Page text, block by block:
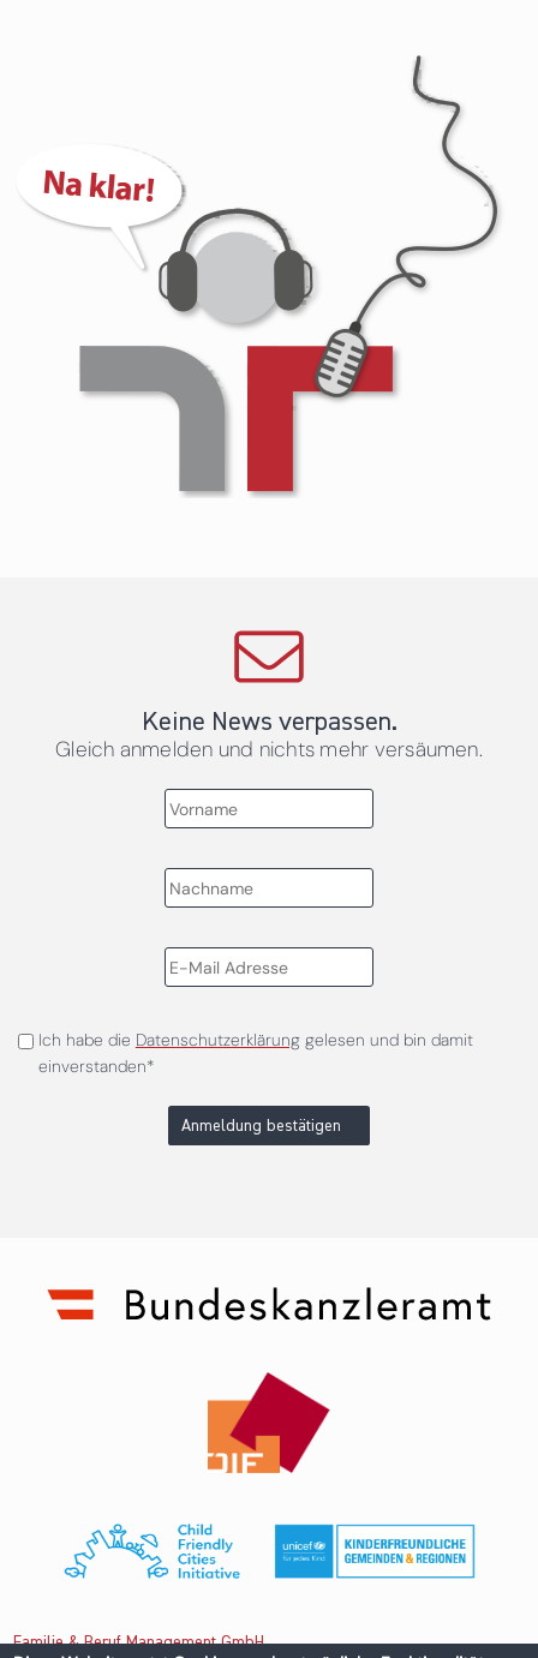
Keine News verpassen.
Gleich anmelden und nichts mehr versäumen.
Ich habe die Datenschutzerklärunggelesen und bin damit
einverstanden*
Anmeldung bestätigen
Familie & Beruf Management GmbH